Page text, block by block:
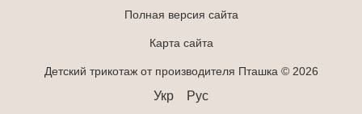
Полная версия сайта
Карта сайта
Детский трикотаж от производителя Пташка © 2026
Укр Рус